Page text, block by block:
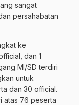
sangat
persahabatan
ke
dan 1
MI/SD terdiri
untuk
dan 30 official.
atas 76 peserta